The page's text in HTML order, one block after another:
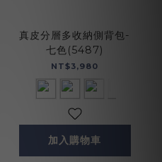
真皮分層多收納側背包-
七色(5487)
NT$3,980
加入購物車